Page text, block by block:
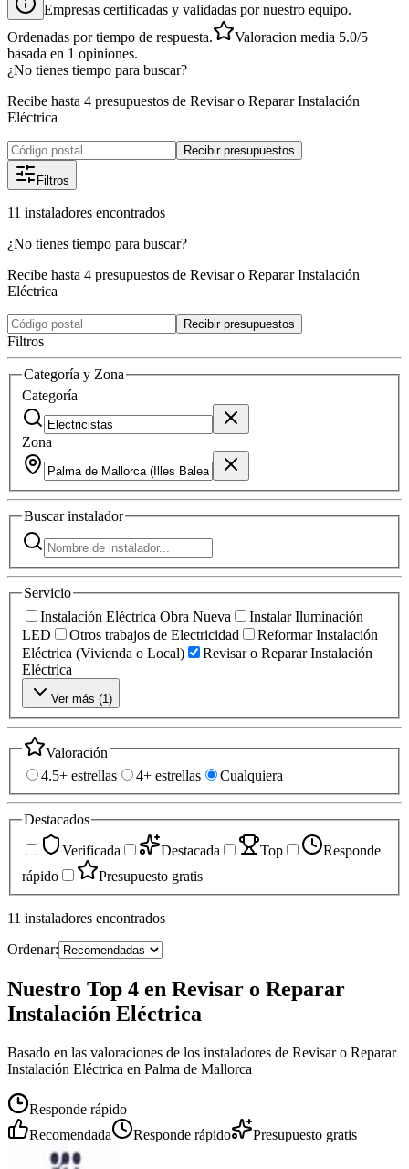
Empresas certificadas y validadas por nuestro equipo.
Ordenadas por tiempo de respuesta.
Valoracion media 5.0/5
basada en 1 opiniones.
¿No tienes tiempo para buscar?
Recibe hasta 4 presupuestos de Revisar o Reparar Instalación
Eléctrica
Recibir presupuestos
Filtros
11 instaladores encontrados
¿No tienes tiempo para buscar?
Recibe hasta 4 presupuestos de Revisar o Reparar Instalación
Eléctrica
Recibir presupuestos
Filtros
Categoría y Zona
Categoría
Zona
Buscarinstalador
Servicio
Instalación Eléctrica Obra Nueva
Instalar Iluminación
LED
Otros trabajos de Electricidad
Reformar Instalación
Eléctrica (Vivienda o Local)
Revisar o Reparar Instalación
Eléctrica
Ver más (1)
Valoración
4.5+ estrellas
4+ estrellas Cualquiera
Destacados
Verificada
Destacada Top
Responde
rápido
Presupuesto gratis
11 instaladores encontrados
Ordenar:
Nuestro Top 4 en Revisar o Reparar
Instalación Eléctrica
Basado en las valoraciones de los instaladores de Revisar o Reparar
Instalación Eléctrica en Palma de Mallorca
Responde rápido
Recomendada
Responde rápido Presupuesto gratis